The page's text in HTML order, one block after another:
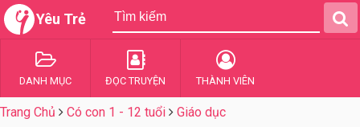
Yêu Trẻ
DANH MỤC ĐỌC TRUYỆN THÀNH VIÊN
Trang Chủ Có con 1 - 12 tuổi Giáo dục